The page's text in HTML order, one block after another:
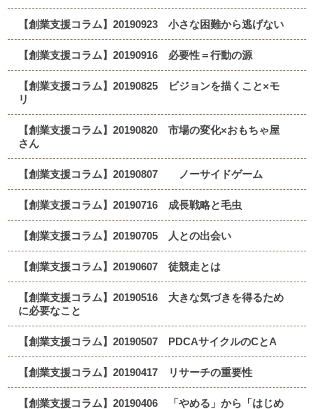
【創業支援コラム】20190923 小さな困難から逃げない
【創業支援コラム】20190916 必要性＝行動の源
【創業支援コラム】20190825 ビジョンを描くこと×モ
リ
【創業支援コラム】20190820 市場の変化×おもちゃ屋
さん
【創業支援コラム】20190807 ノーサイドゲーム
【創業支援コラム】20190716 成長戦略と毛虫
【創業支援コラム】20190705 人との出会い
【創業支援コラム】20190607 徒競走とは
【創業支援コラム】20190516 大きな気づきを得るため
に必要なこと
【創業支援コラム】20190507 PDCAサイクルのCとA
【創業支援コラム】20190417 リサーチの重要性
【創業支援コラム】20190406 「やめる」から「はじめ